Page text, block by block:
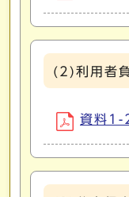
(2)利用者
資料